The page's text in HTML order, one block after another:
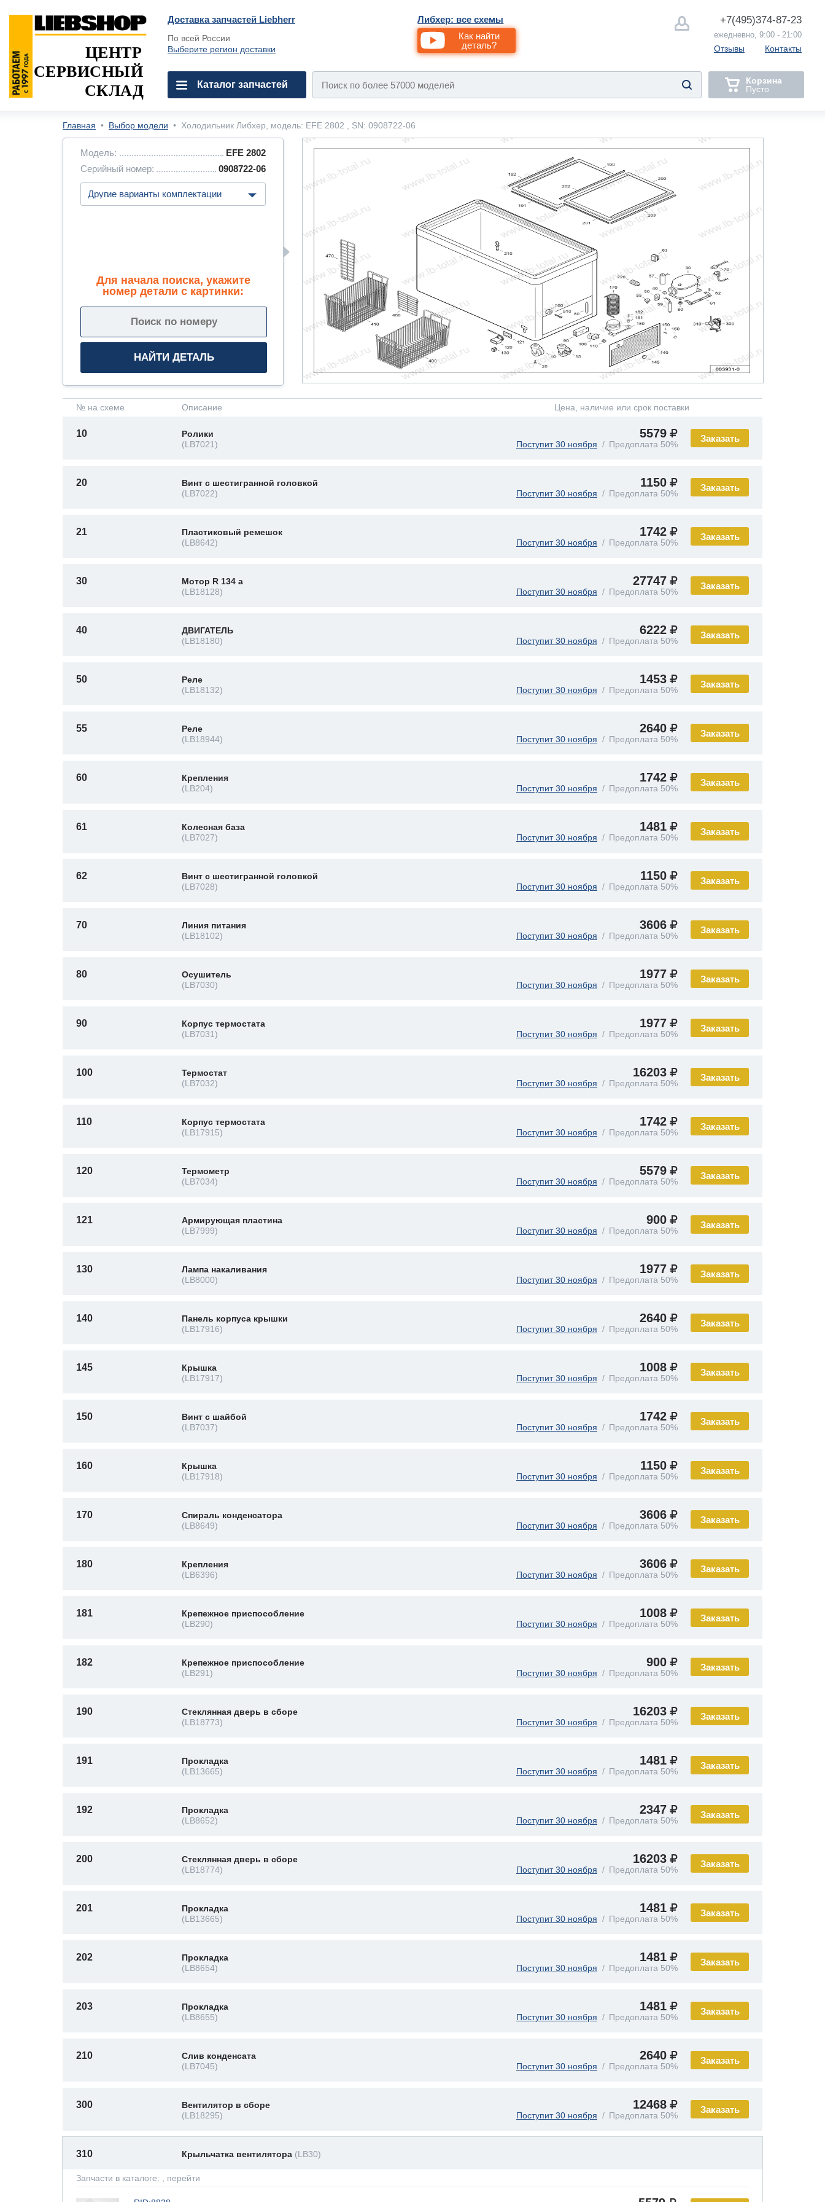
Доставка запчастей Liebherr
По всей России
Выберите регион доставки
Либхер: все схемы
Как найти
деталь?
+7(495)374-87-23
ежедневно, 9:00 - 21:00
Отзывы Контакты
ЦЕНТР
СЕРВИСНЫЙ
СКЛАД
Каталог запчастей
Корзина
Пусто
Главная • Выбор модели • Холодильник Либхер, модель: EFE 2802 , SN: 0908722-06
Модель:
EFE 2802
Серийный номер:
0908722-06
Для начала поиска, укажите
номер детали с картинки:
№ на схеме Описание Цена, наличие или срок поставки
Заказать
10
Ролики
(LB7021)
5579
Поступит 30 ноября Предоплата 50%
Заказать
20
Винт с шестигранной головкой
(LB7022)
1150
Поступит 30 ноября Предоплата 50%
Заказать
21
Пластиковый ремешок
(LB8642)
1742
Поступит 30 ноября Предоплата 50%
Заказать
30
Мотор R 134 a
(LB18128)
27747
Поступит 30 ноября Предоплата 50%
Заказать
40
ДВИГАТЕЛЬ
(LB18180)
6222
Поступит 30 ноября Предоплата 50%
Заказать
50
Реле
(LB18132)
1453
Поступит 30 ноября Предоплата 50%
Заказать
55
Реле
(LB18944)
2640
Поступит 30 ноября Предоплата 50%
Заказать
60
Крепления
(LB204)
1742
Поступит 30 ноября Предоплата 50%
Заказать
61
Колесная база
(LB7027)
1481
Поступит 30 ноября Предоплата 50%
Заказать
62
Винт с шестигранной головкой
(LB7028)
1150
Поступит 30 ноября Предоплата 50%
Заказать
70
Линия питания
(LB18102)
3606
Поступит 30 ноября Предоплата 50%
Заказать
80
Осушитель
(LB7030)
1977
Поступит 30 ноября Предоплата 50%
Заказать
90
Корпус термостата
(LB7031)
1977
Поступит 30 ноября Предоплата 50%
Заказать
100
Термостат
(LB7032)
16203
Поступит 30 ноября Предоплата 50%
Заказать
110
Корпус термостата
(LB17915)
1742
Поступит 30 ноября Предоплата 50%
Заказать
120
Термометр
(LB7034)
5579
Поступит 30 ноября Предоплата 50%
Заказать
121
Армирующая пластина
(LB7999)
900
Поступит 30 ноября Предоплата 50%
Заказать
130
Лампа накаливания
(LB8000)
1977
Поступит 30 ноября Предоплата 50%
Заказать
140
Панель корпуса крышки
(LB17916)
2640
Поступит 30 ноября Предоплата 50%
Заказать
145
Крышка
(LB17917)
1008
Поступит 30 ноября Предоплата 50%
Заказать
150
Винт с шайбой
(LB7037)
1742
Поступит 30 ноября Предоплата 50%
Заказать
160
Крышка
(LB17918)
1150
Поступит 30 ноября Предоплата 50%
Заказать
170
Спираль конденсатора
(LB8649)
3606
Поступит 30 ноября Предоплата 50%
Заказать
180
Крепления
(LB6396)
3606
Поступит 30 ноября Предоплата 50%
Заказать
181
Крепежное приспособление
(LB290)
1008
Поступит 30 ноября Предоплата 50%
Заказать
182
Крепежное приспособление
(LB291)
900
Поступит 30 ноября Предоплата 50%
Заказать
190
Стеклянная дверь в сборе
(LB18773)
16203
Поступит 30 ноября Предоплата 50%
Заказать
191
Прокладка
(LB13665)
1481
Поступит 30 ноября Предоплата 50%
Заказать
192
Прокладка
(LB8652)
2347
Поступит 30 ноября Предоплата 50%
Заказать
200
Стеклянная дверь в сборе
(LB18774)
16203
Поступит 30 ноября Предоплата 50%
Заказать
201
Прокладка
(LB13665)
1481
Поступит 30 ноября Предоплата 50%
Заказать
202
Прокладка
(LB8654)
1481
Поступит 30 ноября Предоплата 50%
Заказать
203
Прокладка
(LB8655)
1481
Поступит 30 ноября Предоплата 50%
Заказать
210
Слив конденсата
(LB7045)
2640
Поступит 30 ноября Предоплата 50%
Заказать
300
Вентилятор в сборе
(LB18295)
12468
Поступит 30 ноября Предоплата 50%
310 Крыльчатка вентилятора (LB30)
Запчасти в каталоге: , перейти